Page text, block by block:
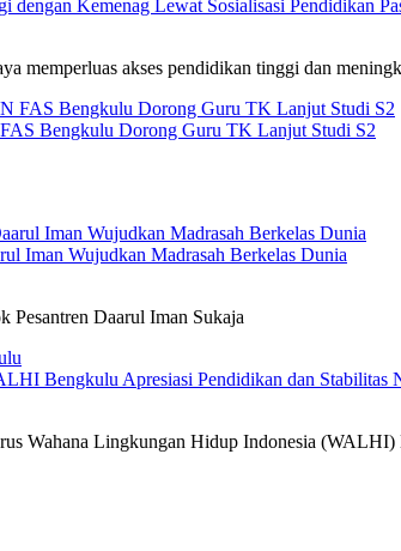
Kemenag Lewat Sosialisasi Pendidikan
memperluas akses pendidikan tinggi dan
Bengkulu Dorong Guru TK Lanjut Studi S2
Iman Wujudkan Madrasah Berkelas Dunia
Pesantren Daarul Iman Sukaja
Bengkulu Apresiasi Pendidikan dan Stabilitas
Wahana Lingkungan Hidup Indonesia (WALHI)